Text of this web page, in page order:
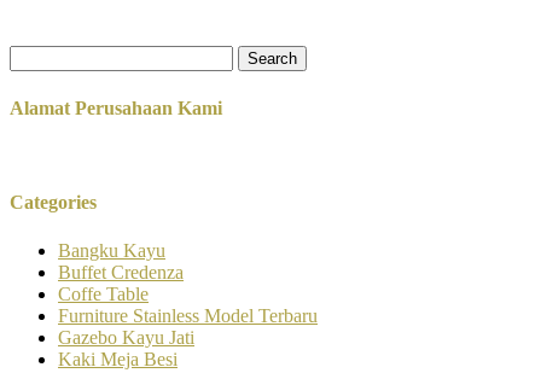
for:
Alamat Perusahaan Kami
Categories
Bangku Kayu
Buffet Credenza
Coffe Table
Furniture Stainless Model Terbaru
Gazebo Kayu Jati
Kaki Meja Besi